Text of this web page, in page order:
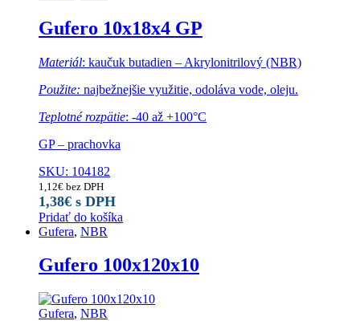
Gufero 10x18x4 GP
Materiál: kaučuk butadien – Akrylonitrilový (NBR)
Použite: najbežnejšie využitie, odoláva vode, oleju.
Teplotné rozpätie: -40 až +100°C
GP – prachovka
SKU: 104182
1,12€ bez DPH
1,38€ s DPH
Pridať do košíka
Gufera, NBR
Gufero 100x120x10
Gufera, NBR